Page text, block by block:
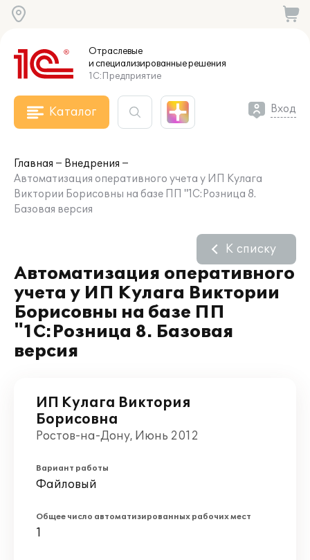
Отраслевые
и специализированныерешения
1С:Предприятие
Каталог Вход
Главная
Внедрения
Автоматизация оперативного учета у ИП Кулага
Виктории Борисовны на базе ПП "1С:Розница 8.
Базовая версия
Автоматизация оперативного
учета у ИП Кулага Виктории
Борисовны на базе ПП
"1С:Розница 8. Базовая
версия
К списку
ИП Кулага Виктория
Борисовна
Ростов-на-Дону, Июнь 2012
Вариант работы
Файловый
Общее число автоматизированных рабочих мест
1